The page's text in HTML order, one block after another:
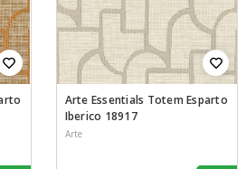
Arte Essentials Totem Esparto
Iberico 18917
Arte